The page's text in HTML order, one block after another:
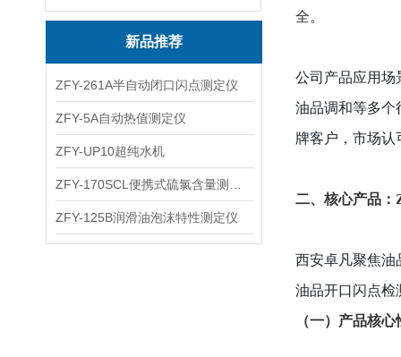
新品推荐
ZFY-261A半自动闭口闪点测定仪
ZFY-5A自动热值测定仪
ZFY-UP10超纯水机
ZFY-125B润滑油泡沫特性测定仪
全。
公司产品应用场
油品调和等多个
牌客户，市场认
二、核心产品：
西安卓凡聚焦油
油品开口闪点检
（一）产品核心